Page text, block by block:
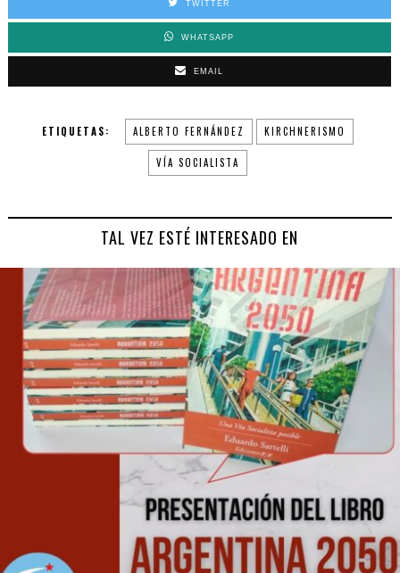
TWITTER
WHATSAPP
EMAIL
ETIQUETAS: ALBERTO FERNÁNDEZ KIRCHNERISMO
VÍA SOCIALISTA
TAL VEZ ESTÉ INTERESADO EN